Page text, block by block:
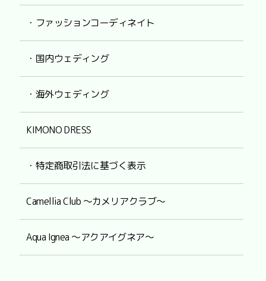
・ファッションコーディネイト
・国内ウェディング
・海外ウェディング
KIMONO DRESS
・特定商取引法に基づく表示
Camellia Club ～カメリアクラブ～
Aqua Ignea ～アクアイグネア～